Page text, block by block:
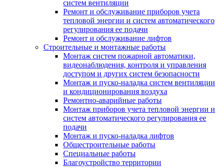
систем вентиляции
Ремонт и обслуживание приборов учета
тепловой энергии и систем автоматического
регулирования ее подачи
Ремонт и обслуживание лифтов
Строительные и монтажные работы
Монтаж систем пожарной автоматики,
видеонаблюдения, контроля и управления
доступом и других систем безопасности
Монтаж и пуско-наладка систем вентиляции
и кондиционирования воздуха
Ремонтно-аварийные работы
Монтаж приборов учета тепловой энергии и
систем автоматического регулирования ее
подачи
Монтаж и пуско-наладка лифтов
Общестроительные работы
Специальные работы
Благоустройство территории